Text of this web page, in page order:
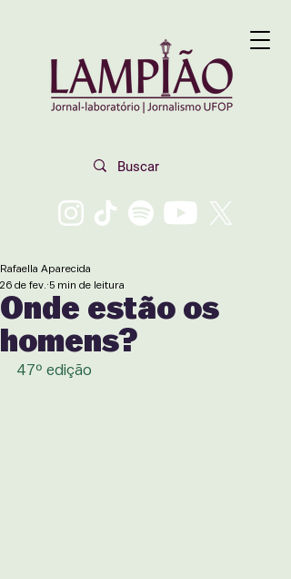
Onde estão os
homens?
Rafaella Aparecida
26 de fev. 5 min de leitura
47º edição